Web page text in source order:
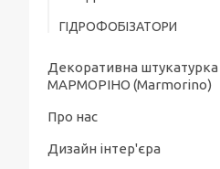
ГІДРОФОБІЗАТОРИ
Декоративна штукатурка
МАРМОРІНО (Marmorino)
Про нас
Дизайн інтер'єра